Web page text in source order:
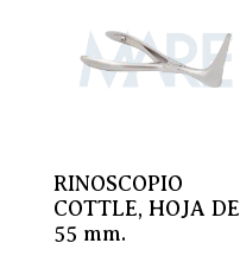
RINOSCOPIO
COTTLE, HOJA DE
55 mm.